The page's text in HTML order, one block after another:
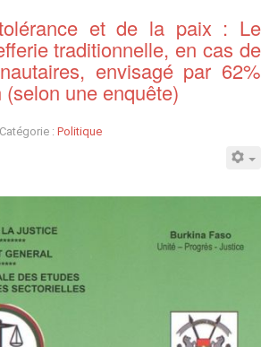
et de la paix : Le
traditionnelle, en cas de
envisagé par 62%
une enquête)
Catégorie : Politique